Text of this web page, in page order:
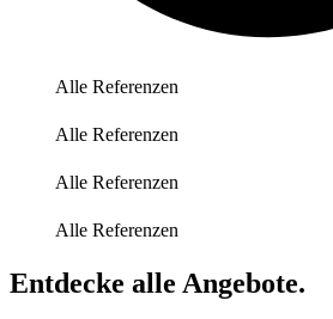
Alle Referenzen
Alle Referenzen
Alle Referenzen
Alle Referenzen
Ent­decke alle Angebote.